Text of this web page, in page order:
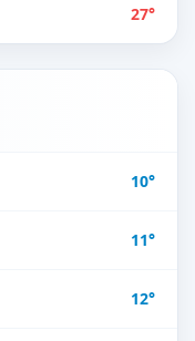
27°
10°
11°
12°